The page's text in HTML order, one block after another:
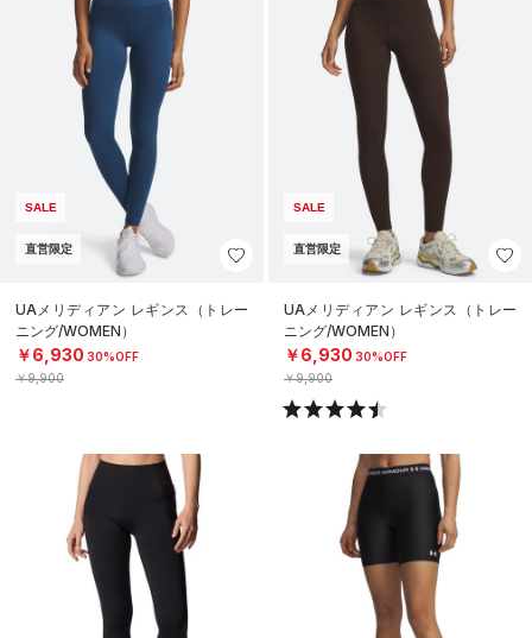
SALE
直営限定
UAメリディアン レギンス（トレー
ニング/WOMEN）
￥6,930 30%OFF
￥9,900
SALE
直営限定
UAメリディアン レギンス（トレー
ニング/WOMEN）
￥6,930 30%OFF
￥9,900